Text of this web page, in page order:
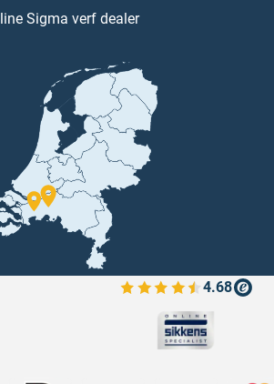
Sigma verf dealer
4.68
Bekijk de verfplaza